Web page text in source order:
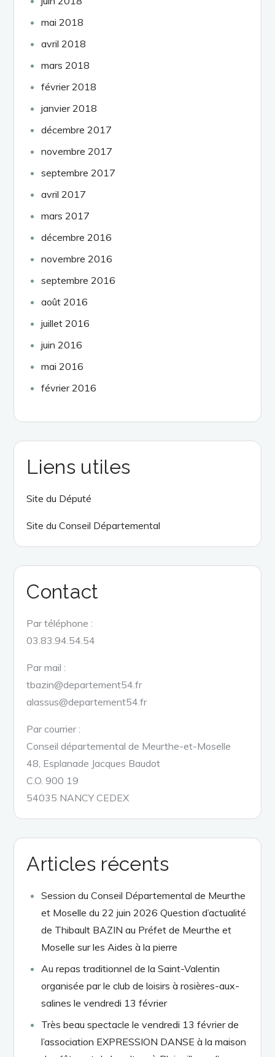
mai 2018
avril 2018
mars 2018
février 2018
janvier 2018
décembre 2017
novembre 2017
septembre 2017
avril 2017
mars 2017
décembre 2016
novembre 2016
septembre 2016
août 2016
juillet 2016
juin 2016
mai 2016
février 2016
Liens utiles
Site du Député
Site du Conseil Départemental
Contact
Par téléphone :
03.83.94.54.54
Par mail :
tbazin@departement54.fr
alassus@departement54.fr
Par courrier :
Conseil départemental de Meurthe-et-Moselle
48, Esplanade Jacques Baudot
C.O. 900 19
54035 NANCY CEDEX
Articles récents
Session du Conseil Départemental de Meurthe
et Moselle du 22 juin 2026 Question d’actualité
de Thibault BAZIN au Préfet de Meurthe et
Moselle sur les Aides à la pierre
Au repas traditionnel de la Saint-Valentin
organisée par le club de loisirs à rosières-aux-
salines le vendredi 13 février
Très beau spectacle le vendredi 13 février de
l’association EXPRESSION DANSE à la maison